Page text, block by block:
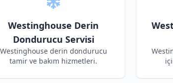
Westinghouse Derin
Dondurucu Servisi
Westinghouse derin dondurucu
tamir ve bakım hizmetleri.